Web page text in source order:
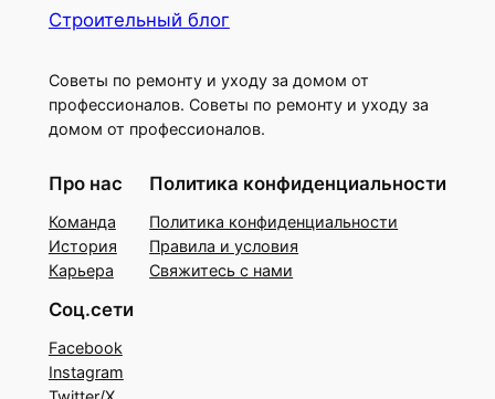
Строительный блог
Советы по ремонту и уходу за домом от
профессионалов. Советы по ремонту и уходу за
домом от профессионалов.
Про нас
Команда
История
Карьера
Политика конфиденциальности
Политика конфиденциальности
Правила и условия
Свяжитесь с нами
Соц.сети
Facebook
Instagram